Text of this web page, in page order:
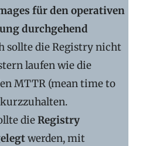
für den operativen
durchgehend
sollte die Registry nicht
laufen wie die
MTTR (mean time to
dieRegistry
werden, mit